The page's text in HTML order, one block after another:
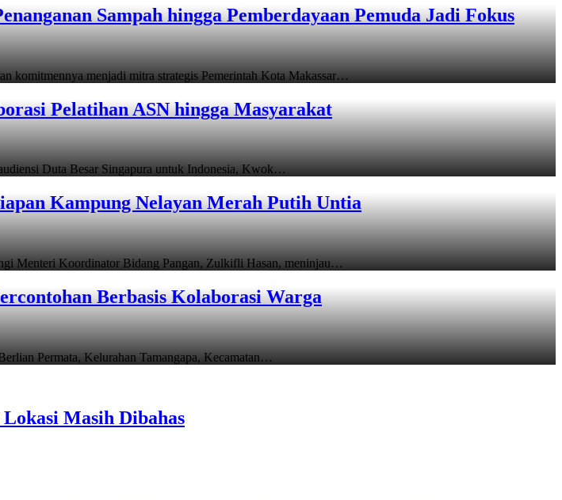
Sampah hingga Pemberdayaan Pemuda Jadi Fokus
menjadi mitra strategis Pemerintah Kota Makassar…
Pelatihan ASN hingga Masyarakat
Duta Besar Singapura untuk Indonesia, Kwok…
Kampung Nelayan Merah Putih Untia
Menteri Koordinator Bidang Pangan, Zulkifli Hasan, meninjau…
Berbasis Kolaborasi Warga
Permata, Kelurahan Tamangapa, Kecamatan…
Masih Dibahas